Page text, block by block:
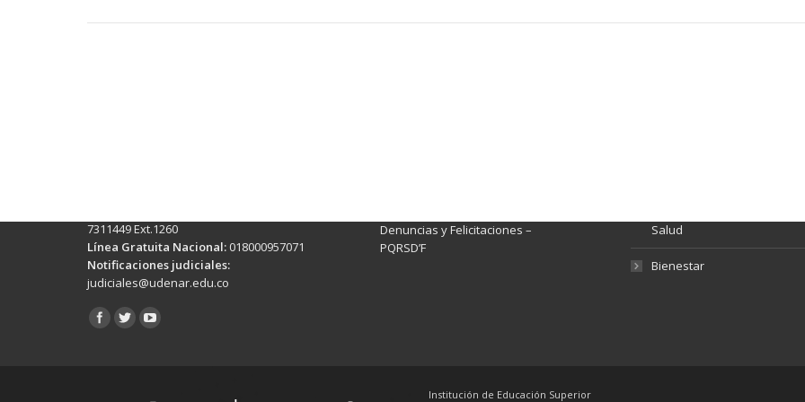
7311449 Ext.1260
Línea Gratuita Nacional: 018000957071
Notificaciones judiciales:
judiciales@udenar.edu.co
Encuéntranos en:
Denuncias y Felicitaciones –
PQRSD’F
Salud
Bienestar
Institución de Educación Superior